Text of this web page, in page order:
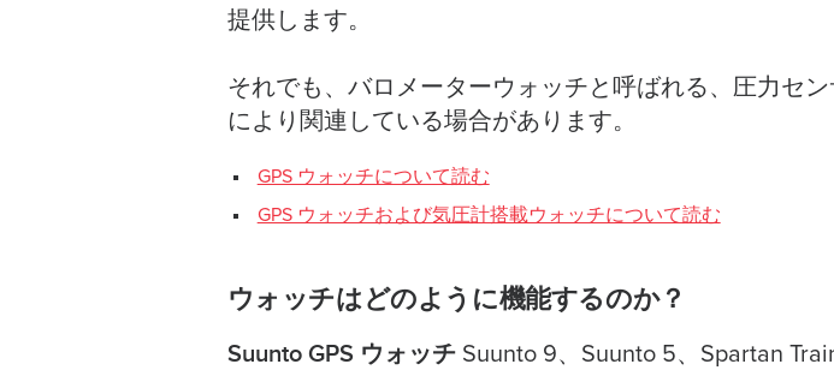
提供します。
それでも、バロメーターウォッチと呼ばれる、圧力セ
により関連している場合があります。
GPS ウォッチについて読む
GPS ウォッチおよび気圧計搭載ウォッチについて読む
ウォッチはどのように機能するのか？
Suunto GPS ウォッチ Suunto 9、Suunto 5、Spartan